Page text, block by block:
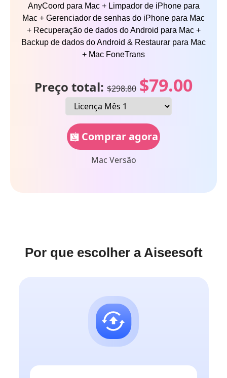
AnyCoord para Mac + Limpador de iPhone para
Mac + Gerenciador de senhas do iPhone para Mac
+ Recuperação de dados do Android para Mac +
Backup de dados do Android & Restaurar para Mac
+ Mac FoneTrans
Preço total: $298.80 $79.00
Comprar agora
Mac Versão
Por que escolher a Aiseesoft